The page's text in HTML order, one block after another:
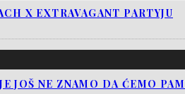
X EXTRAVAGANT PARTYJU
JOŠ NE ZNAMO DA ĆEMO